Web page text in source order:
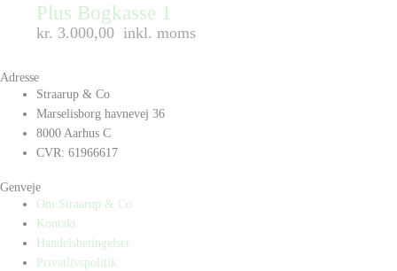
Plus Bogkasse 1
kr. 3.000,00 inkl. moms
Adresse
Straarup & Co
Marselisborg havnevej 36
8000 Aarhus C
CVR: 61966617
Genveje
Om Straarup & Co
Kontakt
Handelsbetingelser
Privatlivspolitik